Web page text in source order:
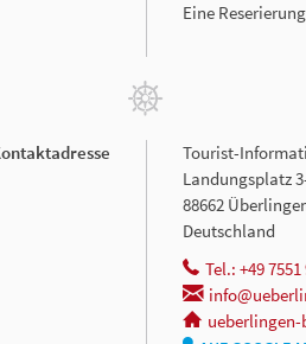
Eine
Tourist-
Landungsplatz
88662
Deutschland
Tel.: +49 7551
ueberlingen-